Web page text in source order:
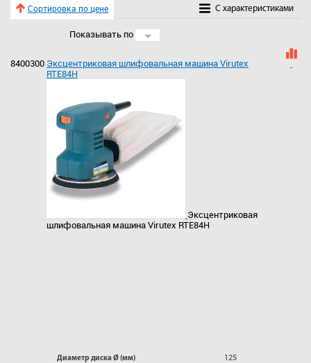
Сортировка по цене C характеристиками
Показывать по 24
8400300 Эксцентриковая шлифовальная машина Virutex
RTE84H
Эксцентриковая
шлифовальная машина Virutex RTE84H
Диаметр диска Ø (мм) 125